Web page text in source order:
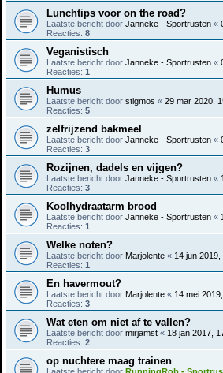
Lunchtips voor on the road?
Laatste bericht door Janneke - Sportrusten «
Reacties: 8
Veganistisch
Laatste bericht door Janneke - Sportrusten «
Reacties: 1
Humus
Laatste bericht door stigmos « 29 mar 2020,
Reacties: 5
zelfrijzend bakmeel
Laatste bericht door Janneke - Sportrusten «
Reacties: 3
Rozijnen, dadels en vijgen?
Laatste bericht door Janneke - Sportrusten «
Reacties: 3
Koolhydraatarm brood
Laatste bericht door Janneke - Sportrusten «
Reacties: 1
Welke noten?
Laatste bericht door Marjolente « 14 jun 2019,
Reacties: 1
En havermout?
Laatste bericht door Marjolente « 14 mei
Reacties: 3
Wat eten om niet af te vallen?
Laatste bericht door mirjamst « 18 jan 2017,
Reacties: 2
op nuchtere maag trainen